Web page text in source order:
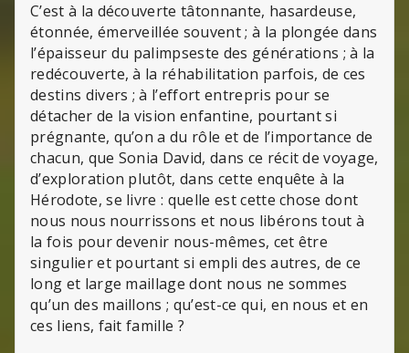
C’est à la découverte tâtonnante, hasardeuse,
étonnée, émerveillée souvent ; à la plongée dans
l’épaisseur du palimpseste des générations ; à la
redécouverte, à la réhabilitation parfois, de ces
destins divers ; à l’effort entrepris pour se
détacher de la vision enfantine, pourtant si
prégnante, qu’on a du rôle et de l’importance de
chacun, que Sonia David, dans ce récit de voyage,
d’exploration plutôt, dans cette enquête à la
Hérodote, se livre : quelle est cette chose dont
nous nous nourrissons et nous libérons tout à
la fois pour devenir nous-mêmes, cet être
singulier et pourtant si empli des autres, de ce
long et large maillage dont nous ne sommes
qu’un des maillons ; qu’est-ce qui, en nous et en
ces liens, fait famille ?